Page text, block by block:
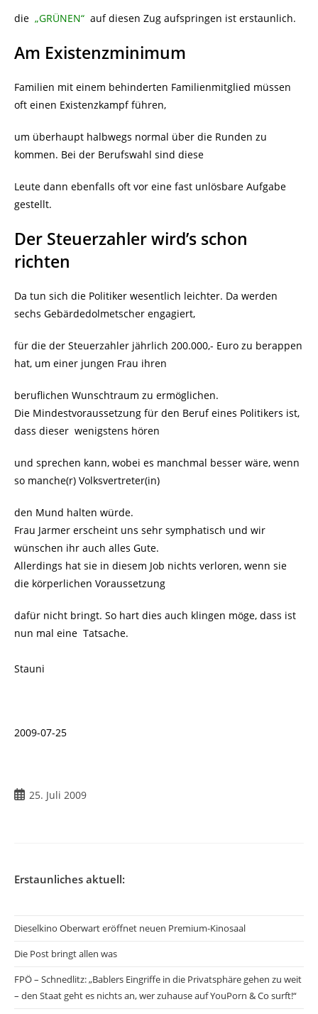
die „GRÜNEN“ auf diesen Zug aufspringen ist erstaunlich.
Am Existenzminimum
Familien mit einem behinderten Familienmitglied müssen
oft einen Existenzkampf führen,
um überhaupt halbwegs normal über die Runden zu
kommen. Bei der Berufswahl sind diese
Leute dann ebenfalls oft vor eine fast unlösbare Aufgabe
gestellt.
Der Steuerzahler wird’s schon
richten
Da tun sich die Politiker wesentlich leichter. Da werden
sechs Gebärdedolmetscher engagiert,
für die der Steuerzahler jährlich 200.000,- Euro zu berappen
hat, um einer jungen Frau ihren
beruflichen Wunschtraum zu ermöglichen.
Die Mindestvoraussetzung für den Beruf eines Politikers ist,
dass dieser wenigstens hören
und sprechen kann, wobei es manchmal besser wäre, wenn
so manche(r) Volksvertreter(in)
den Mund halten würde.
Frau Jarmer erscheint uns sehr symphatisch und wir
wünschen ihr auch alles Gute.
Allerdings hat sie in diesem Job nichts verloren, wenn sie
die körperlichen Voraussetzung
dafür nicht bringt. So hart dies auch klingen möge, dass ist
nun mal eine Tatsache.
Stauni
2009-07-25
Beitrag
25. Juli 2009
Erstaunliches aktuell:
Dieselkino Oberwart eröffnet neuen Premium-Kinosaal
Die Post bringt allen was
FPÖ – Schnedlitz: „Bablers Eingriffe in die Privatsphäre gehen zu weit
– den Staat geht es nichts an, wer zuhause auf YouPorn & Co surft!“